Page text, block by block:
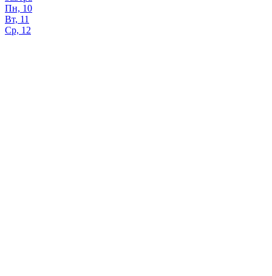
Пн, 10
Вт, 11
Ср, 12